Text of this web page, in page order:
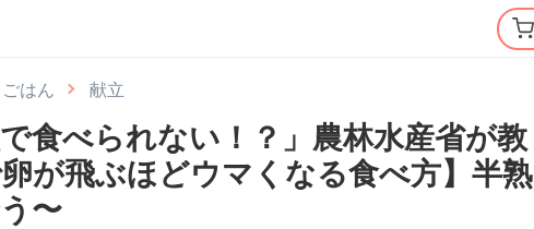
はん 献立
で食べられない！？」農林水産省が教
が飛ぶほどウマくなる食べ方】半熟
〜